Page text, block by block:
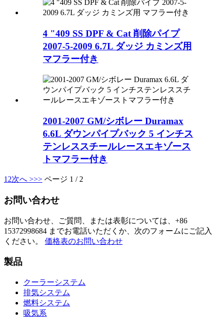
4 "409 SS DPF & Cat 削除パイプ
2007-5-2009 6.7L ダッジ カミンズ用
マフラー付き
2001-2007 GM/シボレー Duramax
6.6L ダウンパイプバック 5 インチス
テンレススチールレースエキゾース
トマフラー付き
1 2次へ >>> ページ 1 / 2
お問い合わせ
お問い合わせ、ご質問、または表彰については、+86
15372998684 までお電話いただくか、次のフォームにご記入
ください。
価格表のお問い合わせ
製品
クーラーシステム
排気システム
燃料システム
吸気系